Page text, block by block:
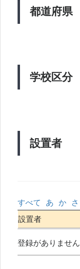
都道府県
学校区分
設置者
すべて あ か さ
設置者
登録がありません